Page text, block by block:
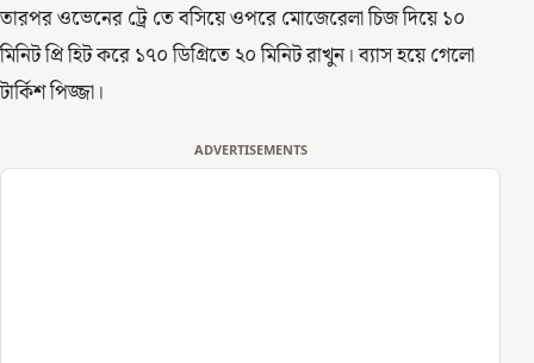
তারপর ওভেনের ট্রে তে বসিয়ে ওপরে মোজেরেলা চিজ দিয়ে ১০
মিনিট প্রি হিট করে ১৭০ ডিগ্রিতে ২০ মিনিট রাখুন। ব্যাস হয়ে গেলো
টার্কিশ পিজ্জা।
ADVERTISEMENTS